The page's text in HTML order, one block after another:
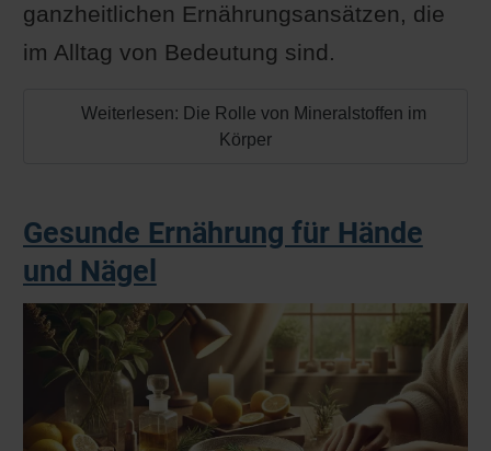
ganzheitlichen Ernährungsansätzen, die
im Alltag von Bedeutung sind.
Weiterlesen: Die Rolle von Mineralstoffen im
Körper
Gesunde Ernährung für Hände
und Nägel